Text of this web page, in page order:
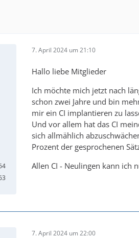
7. April 2024 um 21:10
Hallo liebe Mitglieder
Ich möchte mich jetzt nach
schon zwei Jahre und bin
mir ein CI implantieren zu
Und vor allem hat das CI
sich allmählich
Prozent der gesprochenen
Allen CI - Neulingen kann ich
7. April 2024 um 22:00